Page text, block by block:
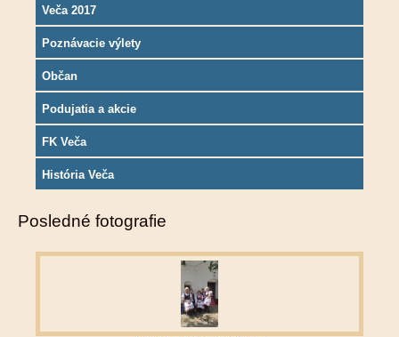
Veča 2017
Poznávacie výlety
Občan
Podujatia a akcie
FK Veča
História Veča
Posledné fotografie